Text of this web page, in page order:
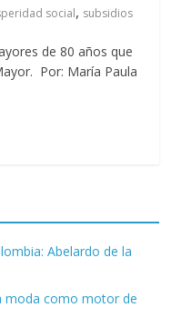
social, subsidios
de 80 años que
Por: María Paula
Abelardo de la
moda como motor de